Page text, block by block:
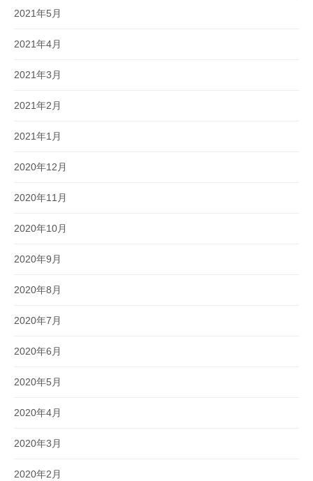
2021年5月
2021年4月
2021年3月
2021年2月
2021年1月
2020年12月
2020年11月
2020年10月
2020年9月
2020年8月
2020年7月
2020年6月
2020年5月
2020年4月
2020年3月
2020年2月